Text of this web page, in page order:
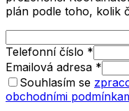
plán podle toho, kolik
Telefonní číslo *
Emailová adresa *
Souhlasím se
obchodními